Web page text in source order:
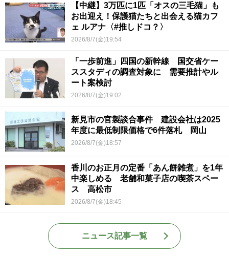
【中継】3万匹に1匹「オスの三毛猫」も
お出迎え！保護猫たちと出会える猫カフ
ェ ルアナ〈#推しドコ？〉
2026/8/7(金)19:54
「一歩前進」四国の新幹線 国交省ケー
ススタディの調査対象に 需要推計やル
ート案検討
2026/8/7(金)19:02
新見市の官製談合事件 建設会社は2025
年度に最低制限価格で6件落札 岡山
2026/8/7(金)18:57
香川のお正月の定番「あん餅雑煮」を1年
中楽しめる 老舗和菓子店の喫茶スペー
ス 高松市
2026/8/7(金)18:45
ニュース記事一覧